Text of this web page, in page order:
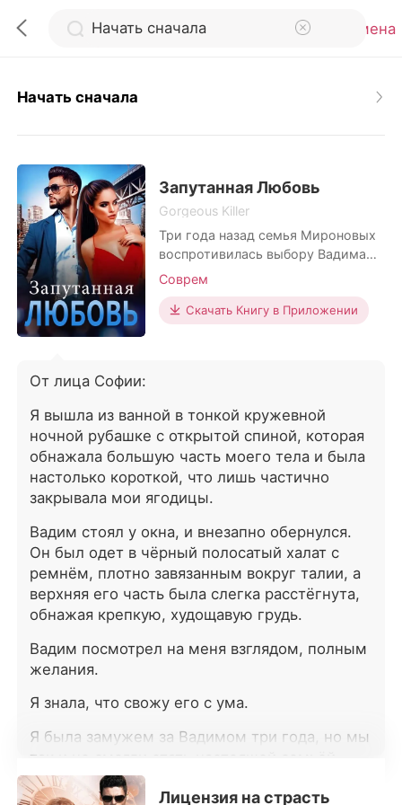
Отмена
Пополнить
История чтения
Выйти
Начать сначала
Запутанная Любовь
Gorgeous Killer
Три года назад семья Мироновых
воспротивилась выбору Вадима
жениться на любимой женщине и
выбрала ему в невесты Софию
Родионову. Вадим не любил её и,
на самом деле, даже ненавидел.
любимая женщина Вадима тяжело
заболела. Чтобы исполнить её
последнее желание, он вернул
Софию и вручил ей соглашение о
разводе. Она была глубоко
решением Вадима, но решила
отпустить его и согласилась
подписать бумаги о разводе.
Однако Вадим, казалось,
намеренно затягивал процесс,
замешательстве и разочаровании.
Вадима. Сможет ли она
Вадим в конце концов прийти в
Соврем
Скачать Книгу в Приложении
От лица Софии:
Я вышла из ванной в тонкой кружевной
ночной рубашке с открытой спиной, которая
обнажала большую часть моего тела и была
настолько короткой, что лишь частично
закрывала мои ягодицы.
Вадим стоял у окна, и внезапно обернулся.
Он был одет в чёрный полосатый халат с
ремнём, плотно завязанным вокруг талии, а
верхняя его часть была слегка расстёгнута,
обнажая крепкую, худощавую грудь.
Вадим посмотрел на меня взглядом, полным
желания.
Я знала, что свожу его с ума.
Я была замужем за Вадимом три года, но мы
так и не смогли стать настоящей семьёй.
Я знала, что он влюблён в другую, поэтому
Лицензия на страсть